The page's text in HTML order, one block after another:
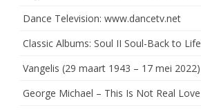
Dance Television: www.dancetv.net
Classic Albums: Soul II Soul-Back to Life
Vangelis (29 maart 1943 – 17 mei 2022)
George Michael – This Is Not Real Love